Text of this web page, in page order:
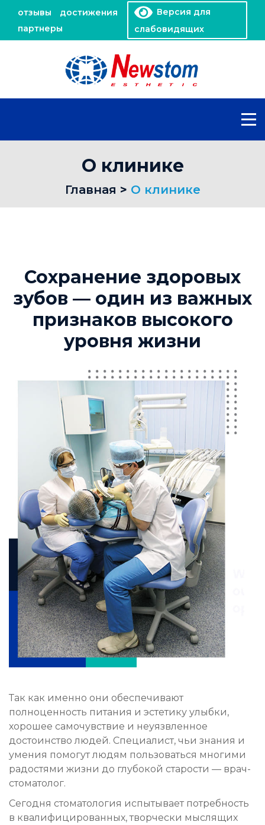
отзывы
достижения
партнеры
Версия для
слабовидящих
О клинике
Главная > О клинике
Сохранение здоровых
зубов — один из важных
признаков высокого
уровня жизни
Так как именно они обеспечивают
полноценность питания и эстетику улыбки,
хорошее самочувствие и неуязвленное
достоинство людей. Специалист, чьи знания и
умения помогут людям пользоваться многими
радостями жизни до глубокой старости — врач-
стоматолог.
Сегодня стоматология испытывает потребность
в квалифицированных, творчески мыслящих